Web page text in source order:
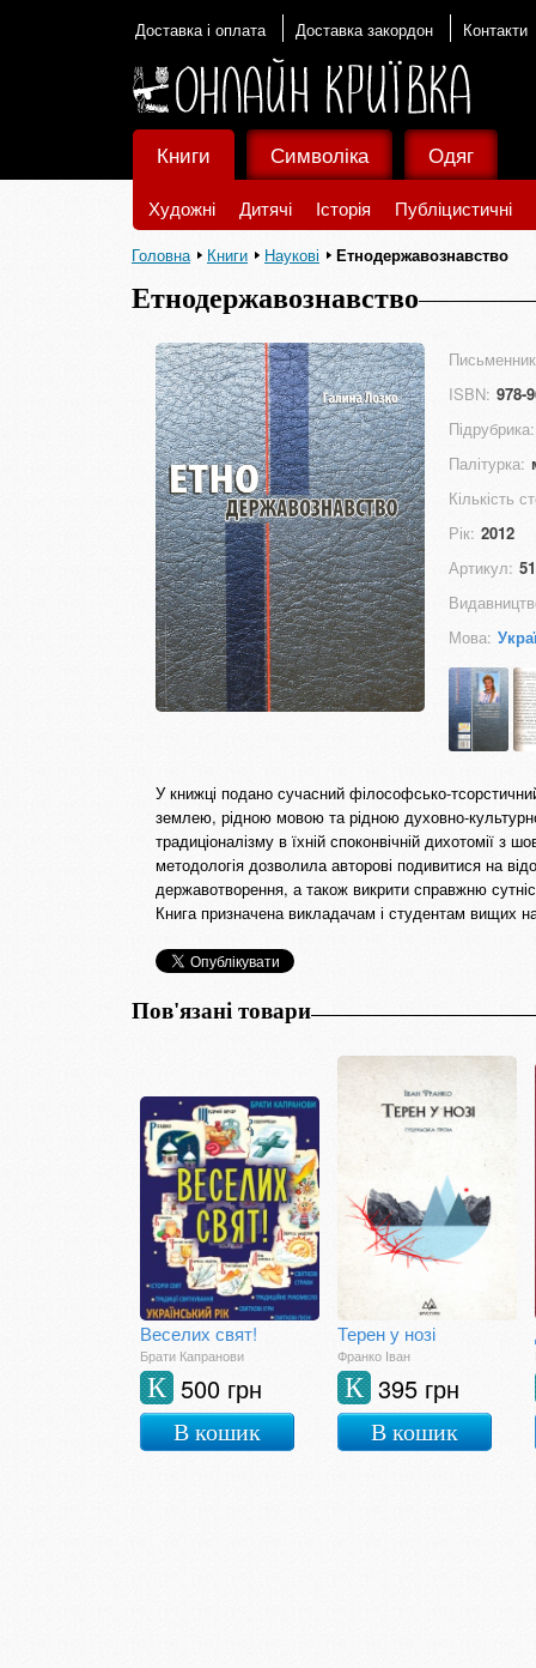
Доставка і оплата Доставка закордон Контакти
Книги
Художні Дитячі Історія Публіцистичні
Символіка Одяг
Головна Книги Наукові Етнодержавознавство
Етнодержавознавство
ISBN: 978-
Підрубрика:
Палітурка:
Кількість
Рік: 2012
Артикул:
Мова:
У книжці подано сучасний філософсько-
землею, рідною мовою та рідною духовно-
традиціоналізму в їхній споконвічній дихотомії з
методологія дозволила авторові подивитися на
державотворення, а також викрити справжню
Книга призначена викладачам і студентам вищих
Пов'язані товари
Веселих свят!
Брати Капранови
500 грн
К
В кошик
Терен у нозі
Франко Іван
395 грн
К
В кошик